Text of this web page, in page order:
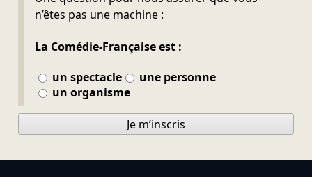
n’êtes pas une machine :
La Comédie-Française est :
un spectacle
une personne
un organisme
Je m’inscris